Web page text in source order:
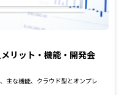
リット・機能・開発会
主な機能、クラウド型とオンプレ